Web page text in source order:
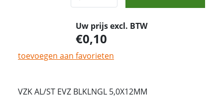
Uw prijs excl. BTW
0,10
toevoegen aan favorieten
VZK AL/ST EVZ BLKLNGL 5,0X12MM